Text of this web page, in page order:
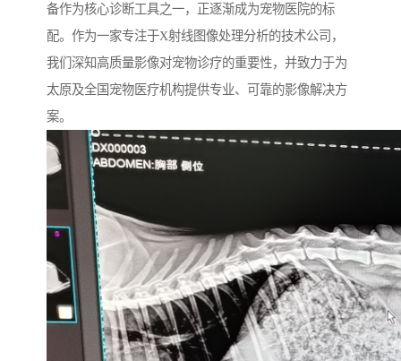
备作为核心诊断工具之一，正逐渐成为宠物医院的标
配。作为一家专注于X射线图像处理分析的技术公司，
我们深知高质量影像对宠物诊疗的重要性，并致力于为
太原及全国宠物医疗机构提供专业、可靠的影像解决方
案。